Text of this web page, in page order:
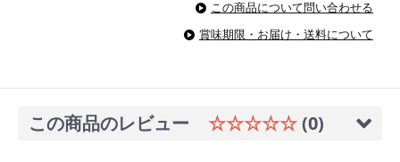
この商品について問い合わせる
賞味期限・お届け・送料について
この商品のレビュー ☆☆☆☆☆(0)